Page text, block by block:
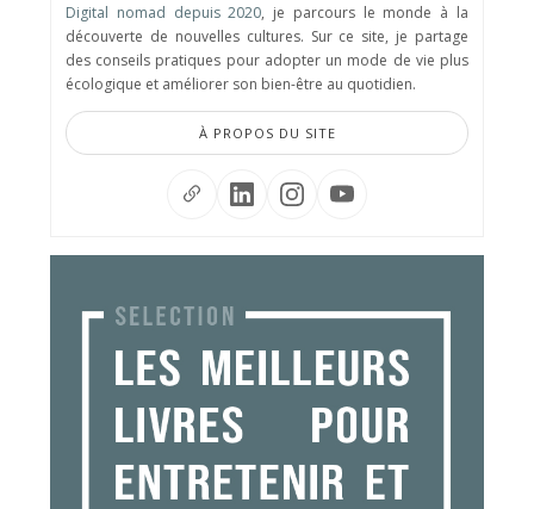
Digital nomad depuis 2020, je parcours le monde à la
découverte de nouvelles cultures. Sur ce site, je partage
des conseils pratiques pour adopter un mode de vie plus
écologique et améliorer son bien-être au quotidien.
À PROPOS DU SITE